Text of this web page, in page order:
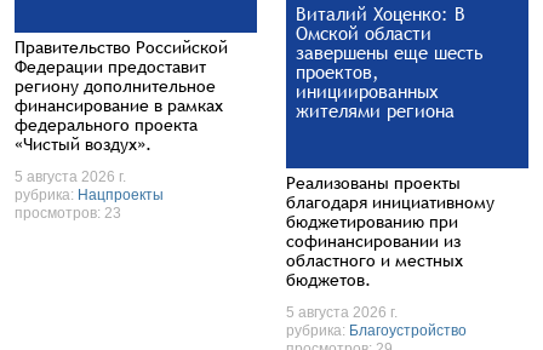
Правительство Российской
Федерации предоставит
региону дополнительное
финансирование в рамках
федерального проекта
«Чистый воздух».
5 августа 2026 г.
рубрика: Нацпроекты
просмотров: 23
Виталий Хоценко: В
Омской области
завершены еще шесть
проектов,
инициированных
жителями региона
Реализованы проекты
благодаря инициативному
бюджетированию при
софинансировании из
областного и местных
бюджетов.
5 августа 2026 г.
рубрика: Благоустройство